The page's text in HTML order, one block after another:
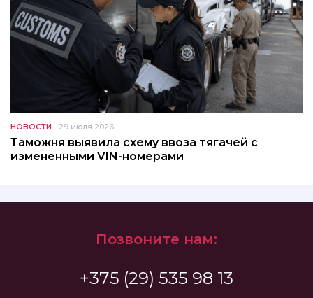
НОВОСТИ 29 июля 2026
Таможня выявила схему ввоза тягачей с
измененными VIN-номерами
Позвоните нам:
+375 (29) 535 98 13